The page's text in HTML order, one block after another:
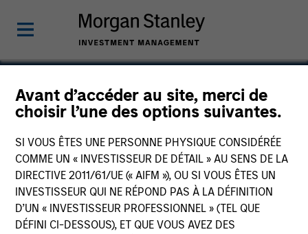
Avant d’accéder au site, merci de
choisir l’une des options suivantes.
SI VOUS ÊTES UNE PERSONNE PHYSIQUE CONSIDÉRÉE
COMME UN « INVESTISSEUR DE DÉTAIL » AU SENS DE LA
DIRECTIVE 2011/61/UE (« AIFM »), OU SI VOUS ÊTES UN
INVESTISSEUR QUI NE RÉPOND PAS À LA DÉFINITION
D’UN « INVESTISSEUR PROFESSIONNEL » (TEL QUE
DÉFINI CI-DESSOUS), ET QUE VOUS AVEZ DES
Thermogenics